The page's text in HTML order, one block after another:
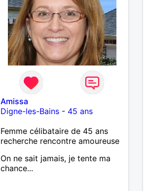
Amissa
Digne-les-Bains- 45 ans
Femme célibataire de 45 ans
recherche rencontre amoureuse
On ne sait jamais, je tente ma
chance...